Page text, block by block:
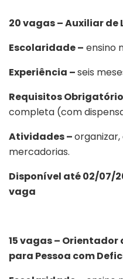
20 vagas – Auxiliar de
Escolaridade – ensino
Experiência –seis
Requisitos
completa (com
Atividades –
mercadorias.
Disponível até 02/07/
vaga
15 vagas – Orientador
para Pessoa com